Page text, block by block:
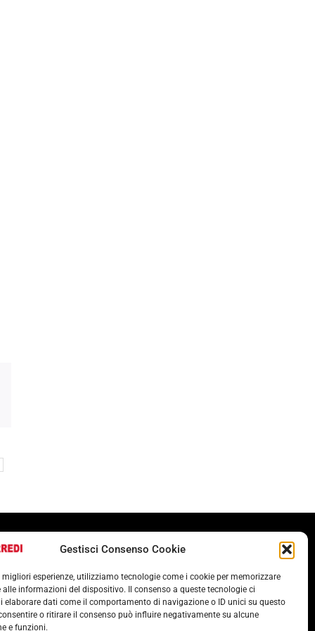
Gestisci Consenso Cookie
migliori esperienze, utilizziamo tecnologie come i cookie per memorizzare
alle informazioni del dispositivo. Il consenso a queste tecnologie ci
elaborare dati come il comportamento di navigazione o ID unici su questo
o ritirare il consenso può influire negativamente su alcune
e funzioni.
POLITICA ANTICORRUZIONE 37001